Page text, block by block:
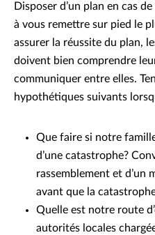
Disposer d’un plan en cas
à vous remettre sur pied le
assurer la réussite du plan,
doivent bien comprendre
communiquer entre elles.
hypothétiques suivants
Que faire si notre
d’une catastrophe?
rassemblement et d’un
avant que la
Quelle est notre route
autorités locales